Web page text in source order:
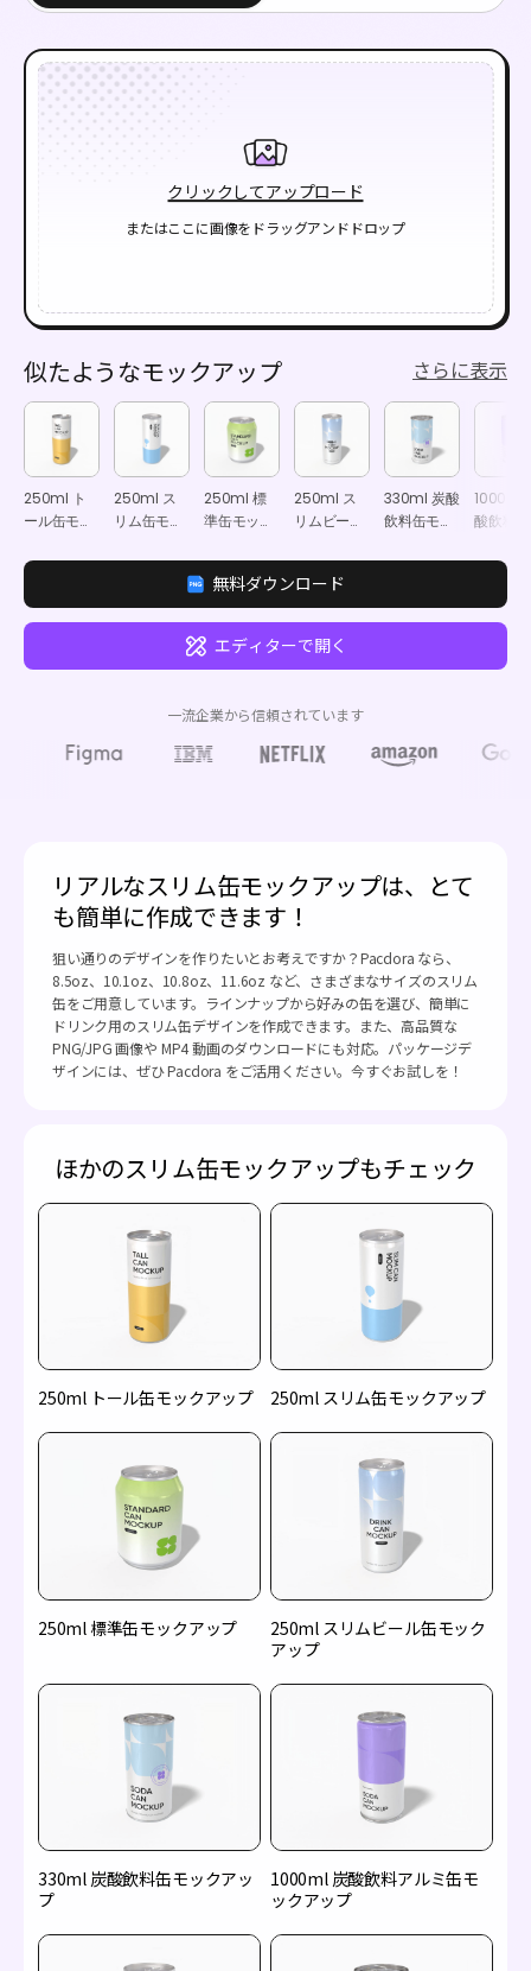
クリックしてアップロード
またはここに画像をドラッグアンドドロップ
似たようなモックアップ さらに表示
250ml ト
ール缶モッ
250ml ス
リム缶モッ
250ml 標
準缶モック
250ml ス
リムビール
ップ
330ml 炭酸
飲料缶モッ
1000ml
酸飲料
アップ
無料ダウンロード
エディターで開く
一流企業から信頼されています
リアルなスリム缶モックアップは、とて
も簡単に作成できます！
狙い通りのデザインを作りたいとお考えですか？Pacdora なら、
8.5oz、10.1oz、10.8oz、11.6oz など、さまざまなサイズのスリム
缶をご用意しています。ラインナップから好みの缶を選び、簡単に
ドリンク用のスリム缶デザインを作成できます。また、高品質な
PNG/JPG 画像や MP4 動画のダウンロードにも対応。パッケージデ
ザインには、ぜひ Pacdora をご活用ください。今すぐお試しを！
ほかのスリム缶モックアップもチェック
250ml トール缶モックアップ 250ml スリム缶モックアップ
250ml 標準缶モックアップ
250ml スリムビール缶モック
アップ
330ml 炭酸飲料缶モックアッ
プ
1000ml 炭酸飲料アルミ缶モ
ックアップ